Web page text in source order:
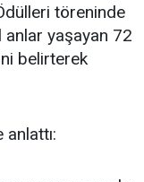
töreninde
anlar yaşayan 72
belirterek